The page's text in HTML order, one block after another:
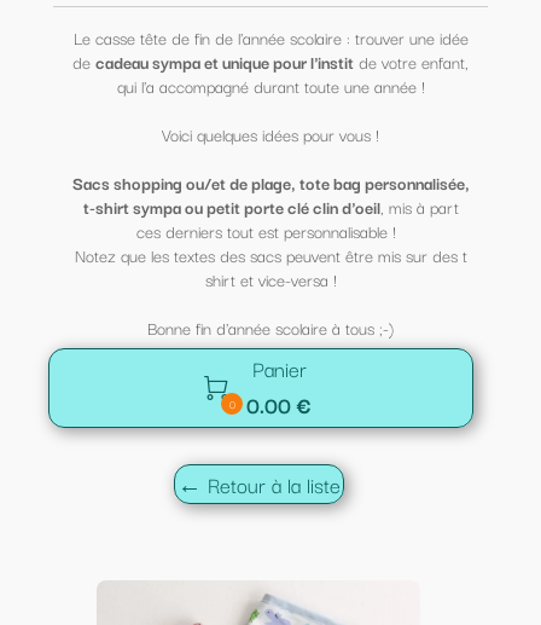
Le casse tête de fin de l'année scolaire : trouver une idée
decadeau sympa et unique pour l'institde votre enfant,
qui l'a accompagné durant toute une année !
Voici quelques idées pour vous !
Sacs shopping ou/et de plage, tote bag personnalisée,
t-shirt sympa ou petit porte clé clin d'oeil, mis à part
ces derniers tout est personnalisable !
Notez que les textes des sacs peuvent être mis sur des t
shirt et vice-versa !
Bonne fin d'année scolaire à tous ;-)

0
Panier
0.00 €
← Retour à la liste